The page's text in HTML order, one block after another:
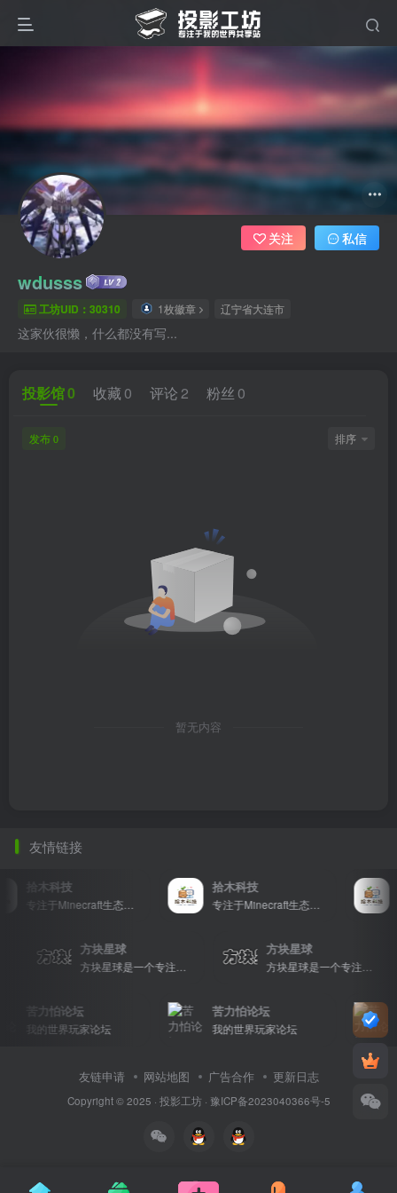
wdusss
工坊UID：30310 1枚徽章 辽宁省大连市
这家伙很懒，什么都没有写...
关注 私信
投影馆0 收藏 0 评论 2 粉丝 0
发布 0 排序
暂无内容
友情链接
拾木科技
专注于Minecraft生态建设
拾木科技
专注于Minecraft生态建设
方块星球
方块星球是一个专注于我的世界的中文论坛，提供丰富的资源分享、玩家交流和创意展示，包括地图、皮肤、数据包等内容，打造Minecraft玩家的专属社区乐园！
方块星球
方块星球是一个专注于我的世界的中文论坛，提供丰富的资源分享、玩家交流和创意展示，包括地图、皮肤、数据包等内容，打造Minecraft玩家的专属社区乐园！
苦力怕论坛
我的世界玩家论坛
苦力怕论坛
我的世界玩家论坛
友链申请 网站地图 广告合作 更新日志
Copyright © 2025 · 投影工坊· 豫ICP备2023040366号-5